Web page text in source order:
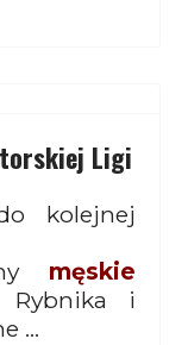
Ligi
kolejnej
męskie
i
...